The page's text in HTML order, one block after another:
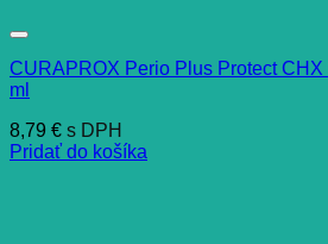
CURAPROX Perio Plus Protect
ml
8,79 € s DPH
Pridať do košíka